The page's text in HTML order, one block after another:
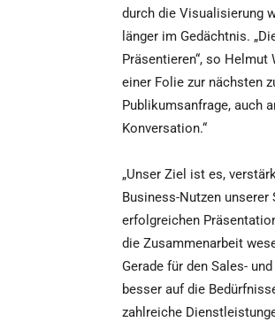
durch die Visualisierung
länger im Gedächtnis.
Präsentieren“, so
einer Folie zur nächsten
Publikumsanfrage, auch
Konversation.“
„Unser Ziel ist es,
Business-Nutzen unserer
erfolgreichen
die Zusammenarbeit
Gerade für den Sales-
besser auf die
zahlreiche